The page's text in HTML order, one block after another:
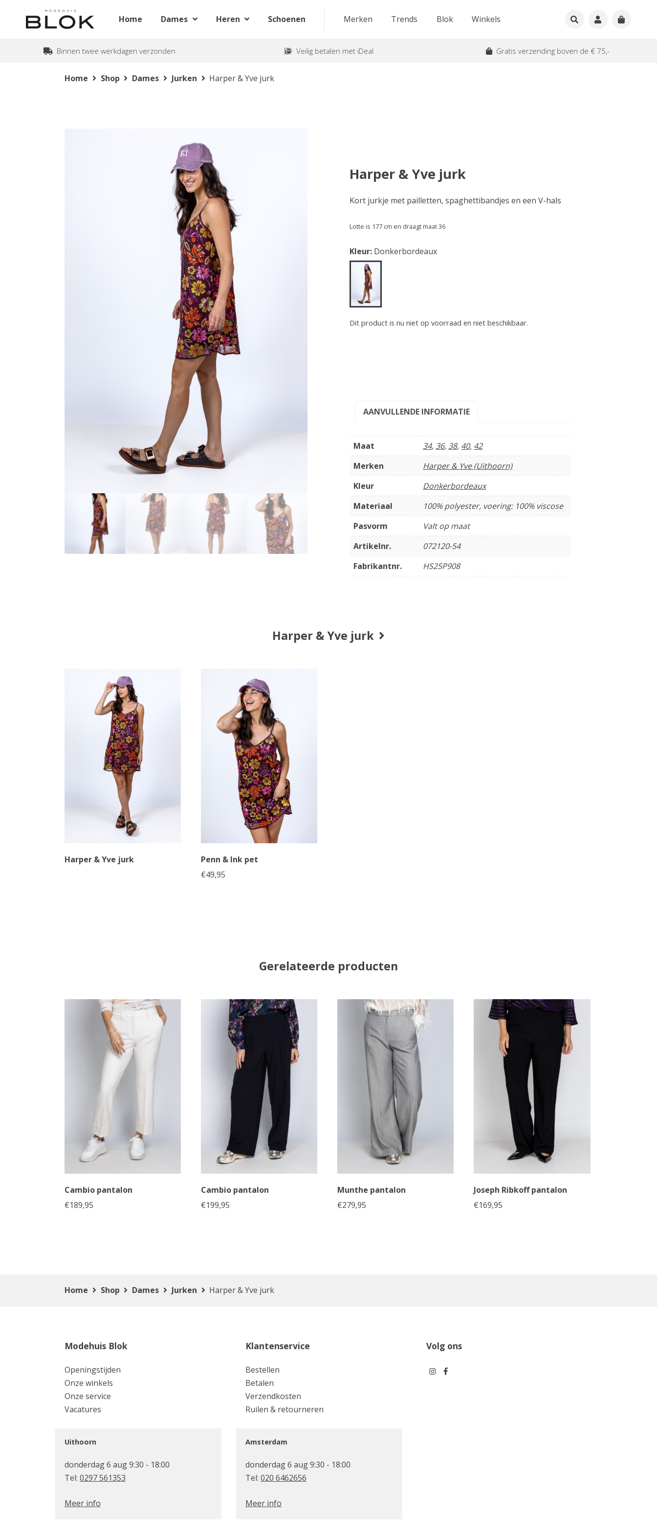
Home Dames Heren Schoenen Merken Trends Blok Winkels
Binnen twee werkdagen verzonden Veilig betalen met iDeal Gratis verzending boven de € 75,-
Home Shop Dames Jurken Harper & Yve jurk
Harper & Yve jurk
Kort jurkje met pailletten, spaghettibandjes en een V-hals
Lotte is 177 cm en draagt maat 36
Kleur: Donkerbordeaux
Dit product is nu niet op voorraad en niet beschikbaar.
AANVULLENDE INFORMATIE
Maat 34, 36, 38, 40, 42
Merken
Harper & Yve (Uithoorn)
Kleur
Donkerbordeaux
Materiaal
100% polyester, voering: 100% viscose
Pasvorm
Valt op maat
Artikelnr.
072120-54
Fabrikantnr.
HS25P908
Harper & Yve jurk
Harper & Yve jurk
Penn & Ink pet
€49,95
Gerelateerde producten
Cambio pantalon
€189,95
Cambio pantalon
€199,95
Munthe pantalon
€279,95
Joseph Ribkoff pantalon
€169,95
Home Shop Dames Jurken Harper & Yve jurk
Modehuis Blok
Openingstijden
Onze winkels
Onze service
Vacatures
Klantenservice
Bestellen
Betalen
Verzendkosten
Ruilen & retourneren
Volg ons
Uithoorn
donderdag 6 aug 9:30 - 18:00
Tel: 0297 561353
Meer info
Amsterdam
donderdag 6 aug 9:30 - 18:00
Tel: 020 6462656
Meer info